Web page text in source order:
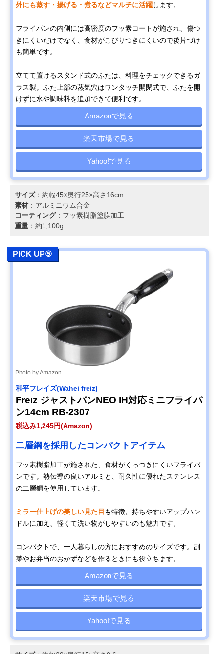
外にも蒸す・揚げる・煮るなどマルチに活躍します。
フライパンの内側には高密度のフッ素コートが施され、傷つ
きにくいだけでなく、食材がこびりつきにくいので後片づけ
も簡単です。
立てて置けるスタンド式のふたは、料理をチェックできるガ
ラス製。ふた上部の蒸気穴はワンタッチ開閉式で、ふたを開
けずに水や調味料を追加できて便利です。
Amazonで見る
楽天市場で見る
Yahoo!で見る
サイズ：約幅45×奥行25×高さ16cm
素材 ：アルミニウム合金
コーティング：フッ素樹脂塗膜加工
重量 ：約1,100g
PICK UP⑤
Photo by Amazon
和平フレイズ(Wahei freiz)
Freiz ジャストパンNEO IH対応ミニフライパ
ン14cm RB-2307
税込み1,245円(Amazon)
二層鋼を採用したコンパクトアイテム
フッ素樹脂加工が施された、食材がくっつきにくいフライパ
ンです。熱伝導の良いアルミと、耐久性に優れたステンレス
の二層鋼を使用しています。
ミラー仕上げの美しい見た目 も特徴。持ちやすいアップハン
ドルに加え、軽くて洗い物がしやすいのも魅力です。
コンパクトで、一人暮らしの方におすすめのサイズです。副
菜やお弁当のおかずなどを作るときにも役立ちます。
Amazonで見る
楽天市場で見る
Yahoo!で見る